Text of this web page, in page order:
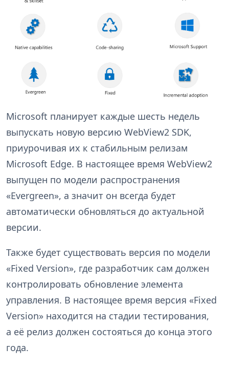
Microsoft планирует каждые шесть недель
выпускать новую версию WebView2 SDK,
приурочивая их к стабильным релизам
Microsoft Edge. В настоящее время WebView2
выпущен по модели распространения
«Evergreen», а значит он всегда будет
автоматически обновляться до актуальной
версии.
Также будет существовать версия по модели
«Fixed Version», где разработчик сам должен
контролировать обновление элемента
управления. В настоящее время версия «Fixed
Version» находится на стадии тестирования,
а её релиз должен состояться до конца этого
года.